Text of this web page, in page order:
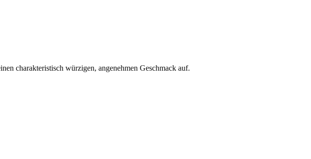
charakteristisch würzigen, angenehmen Geschmack auf.